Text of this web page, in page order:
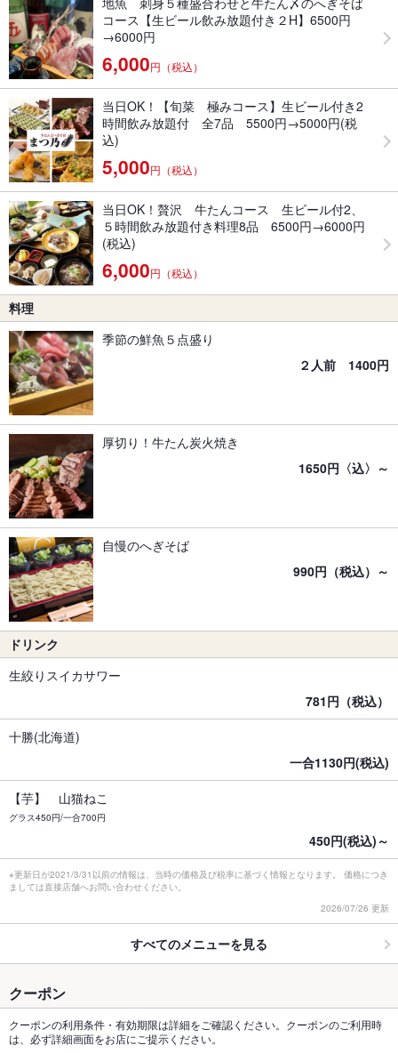
コース【生ビール飲み放題付き２H】6500円
→6000円
6,000円（税込）
当日OK！【旬菜 極みコース】生ビール付き2
時間飲み放題付 全7品 5500円→5000円(税
込)
5,000円（税込）
当日OK！贅沢 牛たんコース 生ビール付2、
５時間飲み放題付き料理8品 6500円→6000円
(税込)
6,000円（税込）
料理
季節の鮮魚５点盛り
２人前 1400円
厚切り！牛たん炭火焼き
1650円〈込〉～
自慢のへぎそば
990円（税込）～
ドリンク
生絞りスイカサワー
781円（税込）
十勝(北海道)
一合1130円(税込)
【芋】 山猫ねこ
グラス450円/一合700円
450円(税込)～
※更新日が2021/3/31以前の情報は、当時の価格及び税率に基づく情報となります。 価格につき
ましては直接店舗へお問い合わせください。
2026/07/26 更新
すべてのメニューを見る
クーポン
クーポンの利用条件・有効期限は詳細をご確認ください。クーポンのご利用時
は、必ず詳細画面をお店にご提示ください。